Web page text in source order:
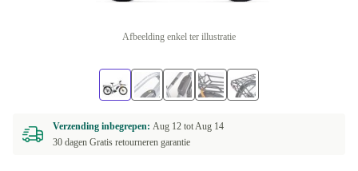
Afbeelding enkel ter illustratie
Verzending inbegrepen: Aug 12 totAug 14
30 dagen Gratis retourneren garantie